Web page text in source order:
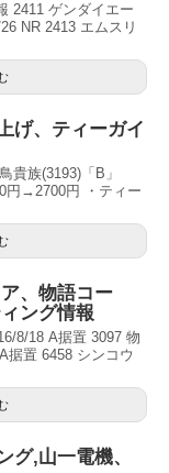
2411 ゲンダイエー
NR 2413 エムスリ
げ、ティーガイ
貴族(3193)「B」
→2700円 ・ティー
、物語コー
ング情報
8/18 A据置 3097 物
据置 6458 シンコウ
グ,山一電機、